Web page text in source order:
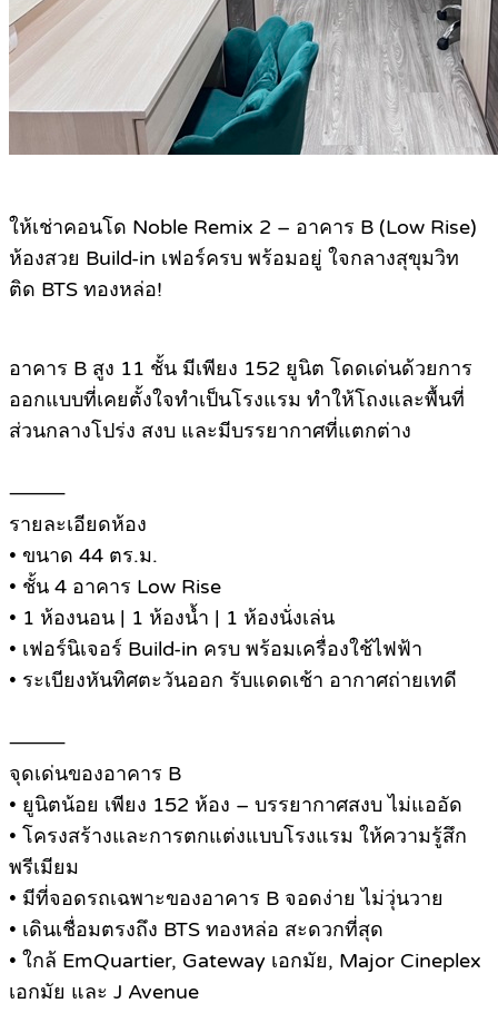
ให้เช่าคอนโด Noble Remix 2 – อาคาร B (Low Rise)
ห้องสวย Build-in เฟอร์ครบ พร้อมอยู่ ใจกลางสุขุมวิท
ติด BTS ทองหล่อ!
อาคาร B สูง 11 ชั้น มีเพียง 152 ยูนิต โดดเด่นด้วยการ
ออกแบบที่เคยตั้งใจทำเป็นโรงแรม ทำให้โถงและพื้นที่
ส่วนกลางโปร่ง สงบ และมีบรรยากาศที่แตกต่าง
⸻
รายละเอียดห้อง
• ขนาด 44 ตร.ม.
• ชั้น 4 อาคาร Low Rise
• 1 ห้องนอน | 1 ห้องน้ำ | 1 ห้องนั่งเล่น
• เฟอร์นิเจอร์ Build-in ครบ พร้อมเครื่องใช้ไฟฟ้า
• ระเบียงหันทิศตะวันออก รับแดดเช้า อากาศถ่ายเทดี
⸻
จุดเด่นของอาคาร B
• ยูนิตน้อย เพียง 152 ห้อง – บรรยากาศสงบ ไม่แออัด
• โครงสร้างและการตกแต่งแบบโรงแรม ให้ความรู้สึก
พรีเมียม
• มีที่จอดรถเฉพาะของอาคาร B จอดง่าย ไม่วุ่นวาย
• เดินเชื่อมตรงถึง BTS ทองหล่อ สะดวกที่สุด
• ใกล้ EmQuartier, Gateway เอกมัย, Major Cineplex
เอกมัย และ J Avenue